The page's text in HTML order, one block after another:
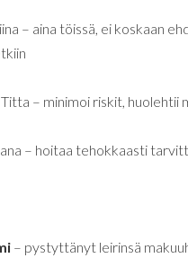
– aina töissä, ei koskaan
– minimoi riskit, huolehtii
– hoitaa tehokkaasti
– pystyttänyt leirinsä